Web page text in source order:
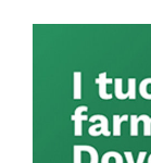
Sidebar